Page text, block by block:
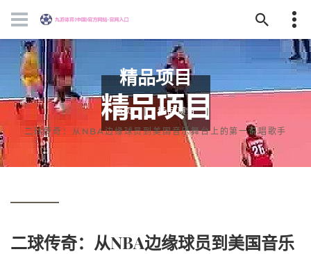
精品项目
首页
精品项目
二球传奇：从NBA边缘球员到美国音乐舞台上的第一说唱歌手
二球传奇：从NBA边缘球员到美国音乐